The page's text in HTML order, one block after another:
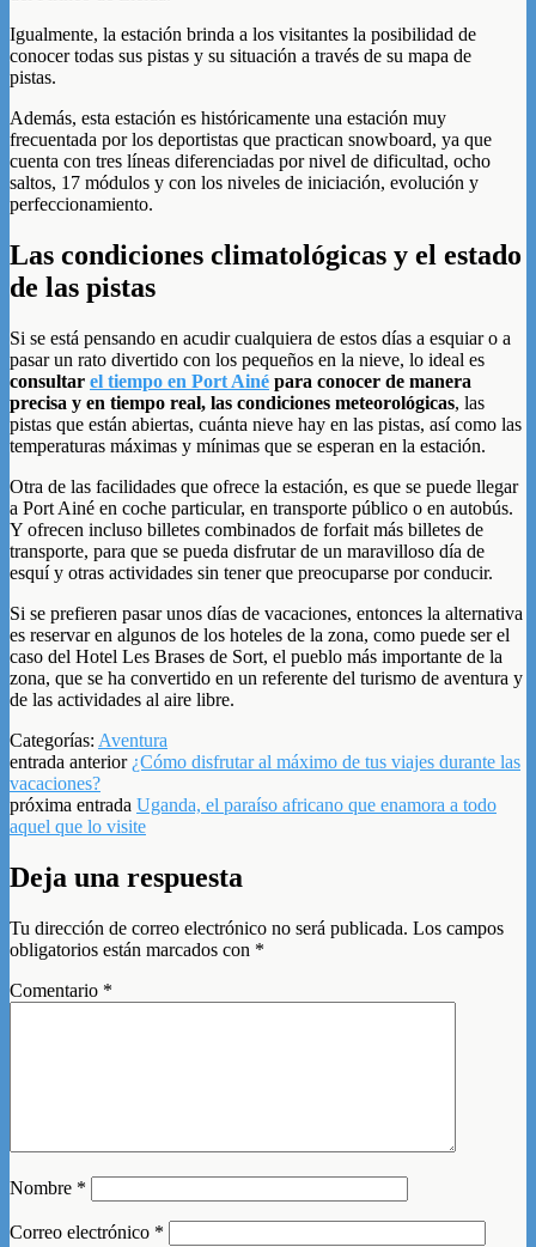
Igualmente, la estación brinda a los visitantes la posibilidad de
conocer todas sus pistas y su situación a través de su mapa de
pistas.
Además, esta estación es históricamente una estación muy
frecuentada por los deportistas que practican snowboard, ya que
cuenta con tres líneas diferenciadas por nivel de dificultad, ocho
saltos, 17 módulos y con los niveles de iniciación, evolución y
perfeccionamiento.
Las condiciones climatológicas y el estado
de las pistas
Si se está pensando en acudir cualquiera de estos días a esquiar o a
pasar un rato divertido con los pequeños en la nieve, lo ideal es
consultar el tiempo en Port Ainé para conocer de manera
precisa y en tiempo real, las condiciones meteorológicas, las
pistas que están abiertas, cuánta nieve hay en las pistas, así como las
temperaturas máximas y mínimas que se esperan en la estación.
Otra de las facilidades que ofrece la estación, es que se puede llegar
a Port Ainé en coche particular, en transporte público o en autobús.
Y ofrecen incluso billetes combinados de forfait más billetes de
transporte, para que se pueda disfrutar de un maravilloso día de
esquí y otras actividades sin tener que preocuparse por conducir.
Si se prefieren pasar unos días de vacaciones, entonces la alternativa
es reservar en algunos de los hoteles de la zona, como puede ser el
caso del Hotel Les Brases de Sort, el pueblo más importante de la
zona, que se ha convertido en un referente del turismo de aventura y
de las actividades al aire libre.
Categorías: Aventura
entrada anterior ¿Cómo disfrutar al máximo de tus viajes durante las
vacaciones?
próxima entrada Uganda, el paraíso africano que enamora a todo
aquel que lo visite
Deja una respuesta
Tu dirección de correo electrónico no será publicada. Los campos
obligatorios están marcados con *
Comentario *
Nombre *
Correo electrónico *